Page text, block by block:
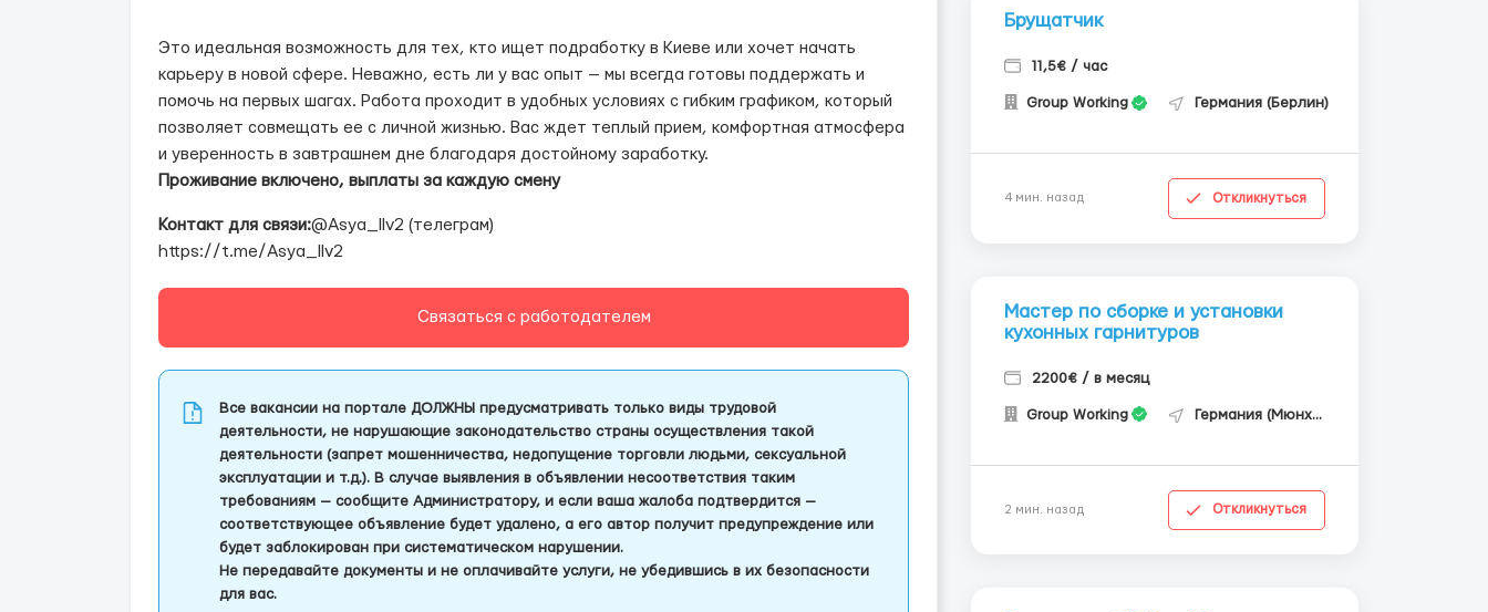
Это идеальная возможность для тех, кто ищет подработку в Киеве или хочет начать
карьеру в новой сфере. Неважно, есть ли у вас опыт — мы всегда готовы поддержать и
помочь на первых шагах. Работа проходит в удобных условиях с гибким графиком, который
позволяет совмещать ее с личной жизнью. Вас ждет теплый прием, комфортная атмосфера
и уверенность в завтрашнем дне благодаря достойному заработку.
Проживание включено, выплаты за каждую смену
Контакт для связи:@Asya_llv2 (телеграм)
https://t.me/Asya_llv2
Связаться с работодателем
Все вакансии на портале ДОЛЖНЫ предусматривать только виды трудовой
деятельности, не нарушающие законодательство страны осуществления такой
деятельности (запрет мошенничества, недопущение торговли людьми, сексуальной
эксплуатации и т.д.). В случае выявления в объявлении несоответствия таким
требованиям — сообщите Администратору, и если ваша жалоба подтвердится —
соответствующее объявление будет удалено, а его автор получит предупреждение или
будет заблокирован при систематическом нарушении.
Не передавайте документы и не оплачивайте услуги, не убедившись в их безопасности
для вас.
Брущатчик
11,5€ / час
Group Working Германия (Берлин)
4 мин. назад Откликнуться
Мастер по сборке и установки
кухонных гарнитуров
2200€ / в месяц
Group Working Германия (Мюнхен)
2 мин. назад Откликнуться